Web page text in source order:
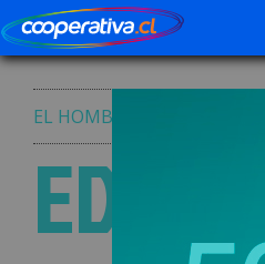
EL HOMBRE